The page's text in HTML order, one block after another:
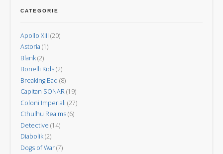
CATEGORIE
Apollo XIII (20)
Astoria (1)
Blank(2)
Bonelli Kids(2)
Breaking Bad (8)
Capitan SONAR(19)
Coloni Imperiali (27)
Cthulhu Realms(6)
Detective (14)
Diabolik(2)
Dogs of War(7)